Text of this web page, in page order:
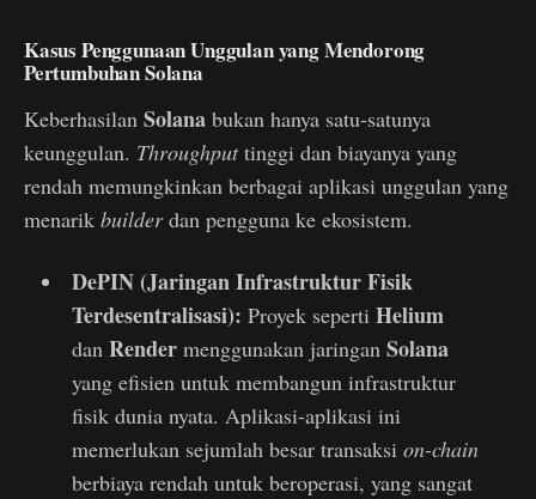
Kasus Penggunaan Unggulan yang Mendorong
Pertumbuhan Solana
Keberhasilan Solana bukan hanya satu-satunya
keunggulan. Throughputtinggi dan biayanya yang
rendah memungkinkan berbagai aplikasi unggulan yang
menarik builderdan pengguna ke ekosistem.
DePIN (Jaringan Infrastruktur Fisik
Terdesentralisasi): Proyek seperti Helium
dan Rendermenggunakan jaringan Solana
yang efisien untuk membangun infrastruktur
fisik dunia nyata. Aplikasi-aplikasi ini
memerlukan sejumlah besar transaksi on-chain
berbiaya rendah untuk beroperasi, yang sangat